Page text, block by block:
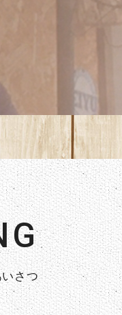
さつ